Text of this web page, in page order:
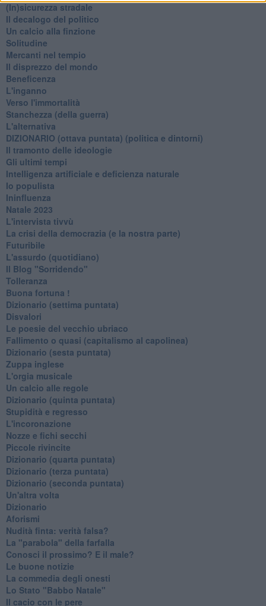
​(In)sicurezza stradale
Il decalogo del politico
Un calcio alla finzione
Solitudine
Mercanti nel tempio
Il disprezzo del mondo
Beneficenza
L'inganno
Verso l'immortalità
Stanchezza (della guerra)
L'alternativa
​DIZIONARIO (ottava puntata) (politica e dintorni)
Il tramonto delle ideologie
Gli ultimi tempi
Intelligenza artificiale e deficienza naturale
Io populista
Ininfluenza
Natale 2023
L'intervista tivvù
La crisi della democrazia (e la nostra parte)
Futuribile
L'assurdo (quotidiano)
Il Blog "Sorridendo"
Tolleranza
Buona fortuna !
​Dizionario (settima puntata)
Disvalori
Le poesie del vecchio ubriaco
Fallimento o quasi (capitalismo al capolinea)
Dizionario (sesta puntata)
Zuppa inglese
L'orgia musicale
Un calcio alle regole
Dizionario (quinta puntata)
Stupidità e regresso
L'incoronazione
Nozze e fichi secchi
Piccole rivincite
​Dizionario (quarta puntata)
​Dizionario (terza puntata)
​Dizionario (seconda puntata)
Un'altra volta
Dizionario
Aforismi
Nudità finta: verità falsa?
La "parabola" della farfalla
Conosci il prossimo? E il male?
Le buone notizie
La commedia degli onesti
Lo Stato "Babbo Natale"
Il cacio con le pere